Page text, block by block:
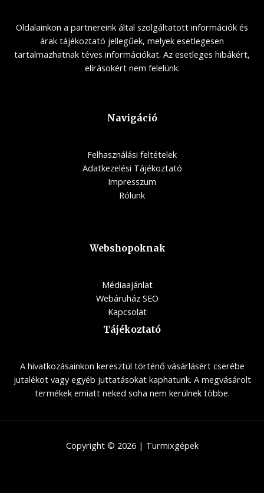
Oldalainkon a partnereink által szolgáltatott információk és
árak tájékoztató jellegűek, melyek esetlegesen
tartalmazhatnak téves információkat. Az esetleges hibákért,
elírásokért nem felelünk.
Navigáció
Felhasználási feltételek
Adatkezelési Tájékoztató
Impresszum
Rólunk
Webshopoknak
Médiaajánlat
Webáruház SEO
Kapcsolat
Tájékoztató
A hivatkozásainkon keresztül történő vásárlásért cserébe
jutalékot vagy egyéb juttatásokat kaphatunk. A megvásárolt
termékek emiatt neked soha nem kerülnek többe.
Copyright © 2026 | Turmixgépek